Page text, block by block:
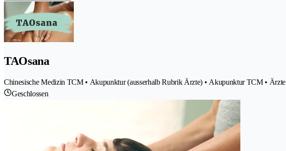
TAOsana
Chinesische Medizin TCM • Akupunktur (ausserhalb Rubrik Ärzte) • Akupunktur TCM • Ärzte
Geschlossen